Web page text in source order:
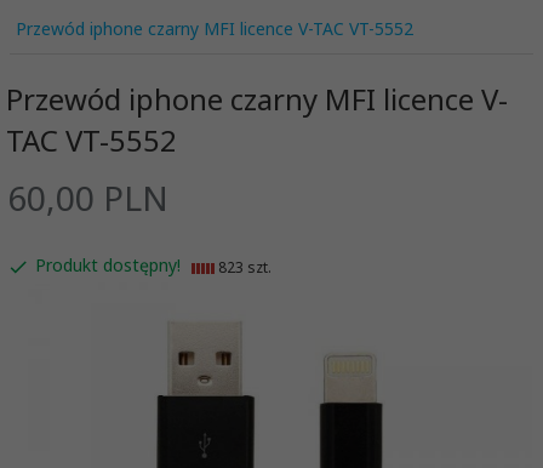
Przewód iphone czarny MFI licence V-TAC VT-5552
Przewód iphone czarny MFI licence V-
TAC VT-5552
60,00 PLN
Produkt dostępny! 823 szt.